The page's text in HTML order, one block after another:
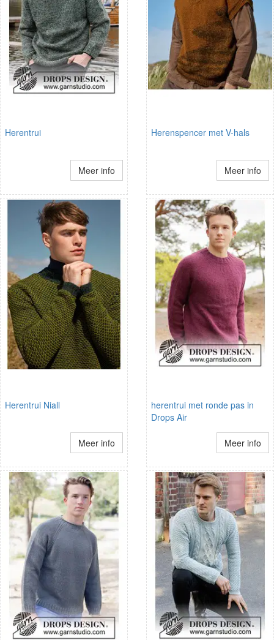
Herentrui
Meer info
Herenspencer met V-hals
Meer info
Herentrui Niall
Meer info
herentrui met ronde pas in
Drops Air
Meer info